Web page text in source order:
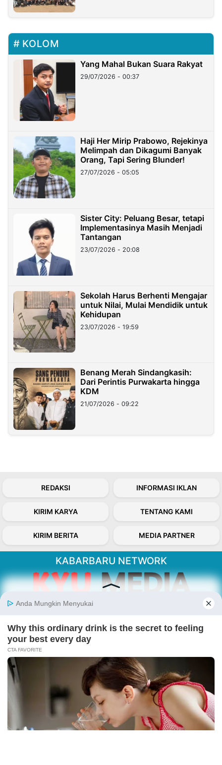
KOLOM
Yang Mahal Bukan Suara Rakyat
29/07/2026 - 00:37
Haji Her Mirip Prabowo, Rejekinya
Melimpah dan Dikagumi Banyak
Orang, Tapi Sering Blunder!
27/07/2026 - 05:05
Sister City: Peluang Besar, tetapi
Implementasinya Masih Menjadi
Tantangan
23/07/2026 - 20:08
Sekolah Harus Berhenti Mengajar
untuk Nilai, Mulai Mendidik untuk
Kehidupan
23/07/2026 - 19:59
Benang Merah Sindangkasih:
Dari Perintis Purwakarta hingga
KDM
21/07/2026 - 09:22
REDAKSI INFORMASI IKLAN
KIRIM KARYA TENTANG KAMI
KIRIM BERITA MEDIA PARTNER
KABARBARU NETWORK
Kabarbaru.co menyajikan berita aktual dan
inspiratif dari sudut pandang berbaik sangka
Follow Kabarbaru